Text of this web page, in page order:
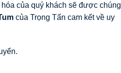
của quý khách sẽ được chúng
của Trọng Tấn cam kết về uy